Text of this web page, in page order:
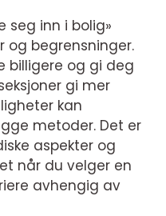
seg inn i bolig»
og begrensninger.
billigere og gi deg
gi mer
kan
metoder. Det er
aspekter og
når du velger en
avhengig av